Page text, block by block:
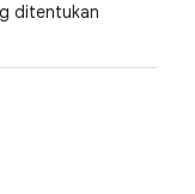
ditentukan